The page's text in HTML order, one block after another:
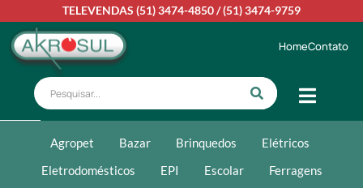
TELEVENDAS (51) 3474-4850/(51) 3474-9759
HomeContato
Agropet Bazar Brinquedos
Elétricos
Eletrodomésticos
EPI Escolar
Ferragens